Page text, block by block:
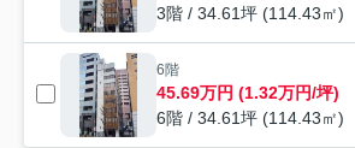
3階 / 34.61坪 (114.43㎡)
6階
45.69万円 (1.32万円/坪)
6階 / 34.61坪 (114.43㎡)